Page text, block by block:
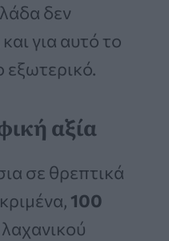
δεν
για αυτό το
εξωτερικό.
αξία
σε θρεπτικά
100